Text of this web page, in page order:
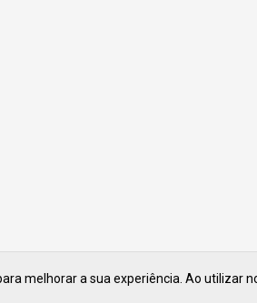
melhorar a sua experiência. Ao utilizar